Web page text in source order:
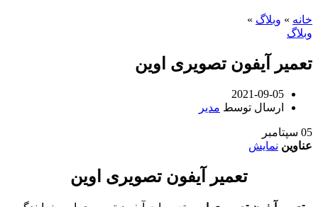
خانه » وبلاگ »
وبلاگ
تعمیر آیفون تصویری اوین
2021-09-05
ارسال توسط مدیر
05 سپتامبر
عناوین نمایش
تعمیر آیفون تصویری اوین